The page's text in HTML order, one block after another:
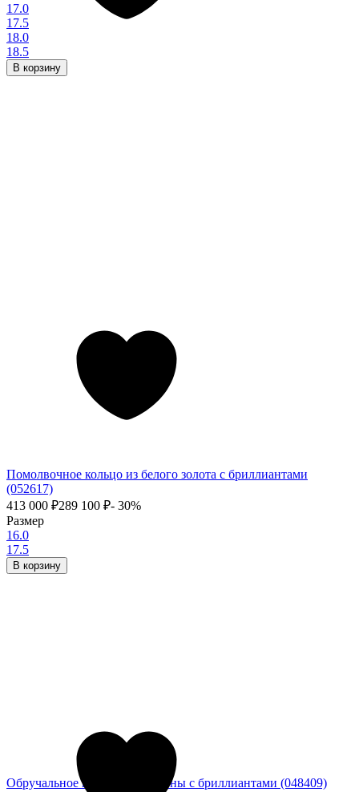
Помолвочное кольцо из белого золота с бриллиантами
(052617)
413 000 ₽289 100 ₽- 30%
Размер
16.0
17.5
В корзину
17.0
17.5
18.0
18.5
В корзину
Обручальное кольцо из платины с бриллиантами (048409)